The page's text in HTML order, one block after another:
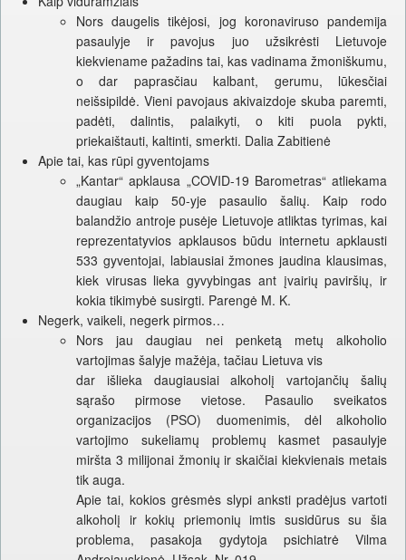
Nors daugelis tikėjosi, jog koronaviruso pandemija
pasaulyje ir pavojus juo užsikrėsti Lietuvoje
kiekviename pažadins tai, kas vadinama žmoniškumu,
o dar paprasčiau kalbant, gerumu, lūkesčiai
neišsipildė. Vieni pavojaus akivaizdoje skuba paremti,
padėti, dalintis, palaikyti, o kiti puola pykti,
priekaištauti, kaltinti, smerkti. Dalia Zabitienė
Apie tai, kas rūpi gyventojams
„Kantar“ apklausa „COVID-19 Barometras“ atliekama
daugiau kaip 50-yje pasaulio šalių. Kaip rodo
balandžio antroje pusėje Lietuvoje atliktas tyrimas, kai
reprezentatyvios apklausos būdu internetu apklausti
533 gyventojai, labiausiai žmones jaudina klausimas,
kiek virusas lieka gyvybingas ant įvairių paviršių, ir
kokia tikimybė susirgti. Parengė M. K.
Negerk, vaikeli, negerk pirmos…
Nors jau daugiau nei penketą metų alkoholio
vartojimas šalyje mažėja, tačiau Lietuva vis
dar išlieka daugiausiai alkoholį vartojančių šalių
sąrašo pirmose vietose. Pasaulio sveikatos
organizacijos (PSO) duomenimis, dėl alkoholio
vartojimo sukeliamų problemų kasmet pasaulyje
miršta 3 milijonai žmonių ir skaičiai kiekvienais metais
tik auga.
Apie tai, kokios grėsmės slypi anksti pradėjus vartoti
alkoholį ir kokių priemonių imtis susidūrus su šia
problema, pasakoja gydytoja psichiatrė Vilma